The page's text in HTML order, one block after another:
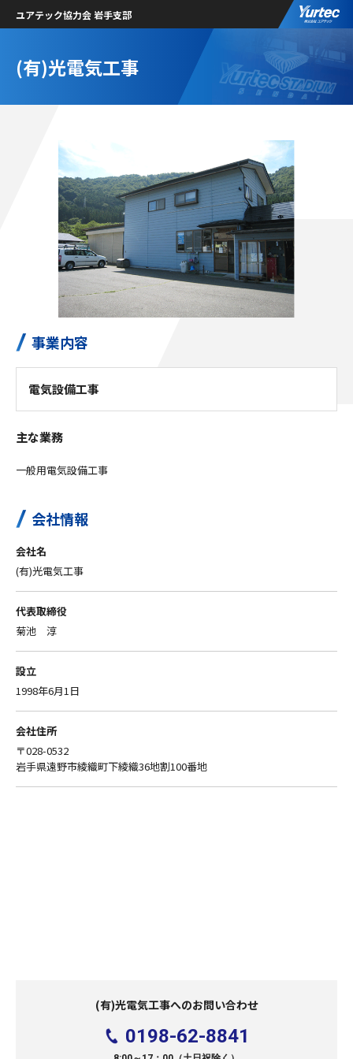
ユアテック協力会 岩手支部
(有)光電気工事
事業内容
電気設備工事
主な業務
一般用電気設備工事
会社情報
会社名
(有)光電気工事
代表取締役
菊池 淳
設立
1998年6月1日
会社住所
〒028-0532
岩手県遠野市綾織町下綾織36地割100番地
(有)光電気工事へのお問い合わせ
0198-62-8841